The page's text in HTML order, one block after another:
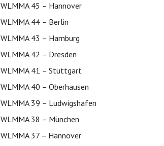
WLMMA 45 – Hannover
WLMMA 44 – Berlin
WLMMA 43 – Hamburg
WLMMA 42 – Dresden
WLMMA 41 – Stuttgart
WLMMA 40 – Oberhausen
WLMMA 39 – Ludwigshafen
WLMMA 38 – München
WLMMA 37 – Hannover